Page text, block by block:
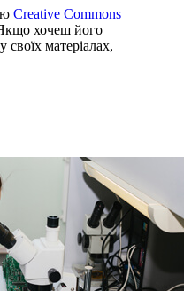
Creative Commons
хочеш його
матеріалах,